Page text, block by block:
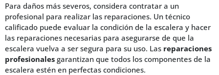
Para daños más severos, considera contratar a un
profesional para realizar las reparaciones. Un técnico
calificado puede evaluar la condición de la escalera y hacer
las reparaciones necesarias para asegurarse de que la
escalera vuelva a ser segura para su uso. Las reparaciones
profesionales garantizan que todos los componentes de la
escalera estén en perfectas condiciones.